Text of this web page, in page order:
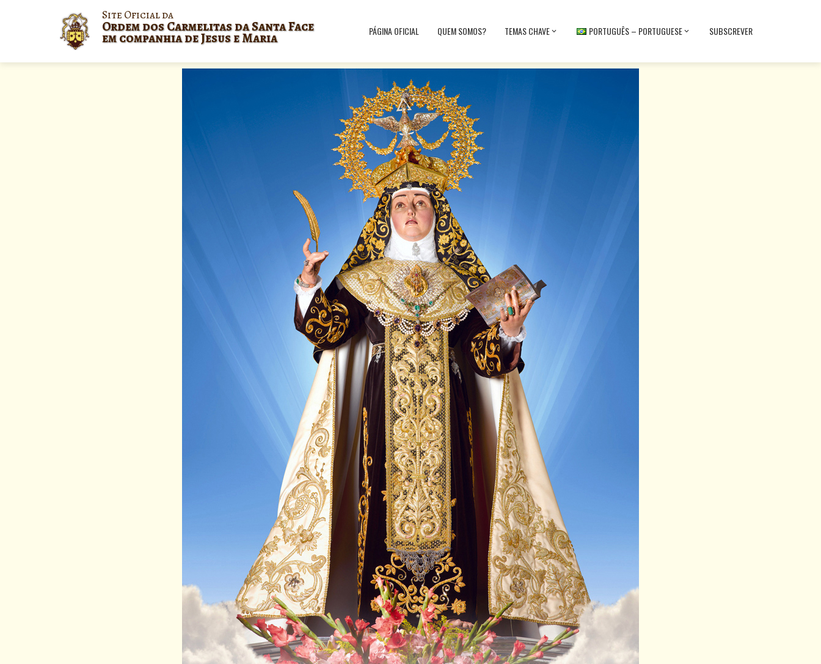
Site Oficial da
Ordem dos Carmelitas da Santa Face
em companhia de Jesus e Maria PÁGINA OFICIAL QUEM SOMOS? TEMAS CHAVE PORTUGUÊS – PORTUGUESE SUBSCREVER